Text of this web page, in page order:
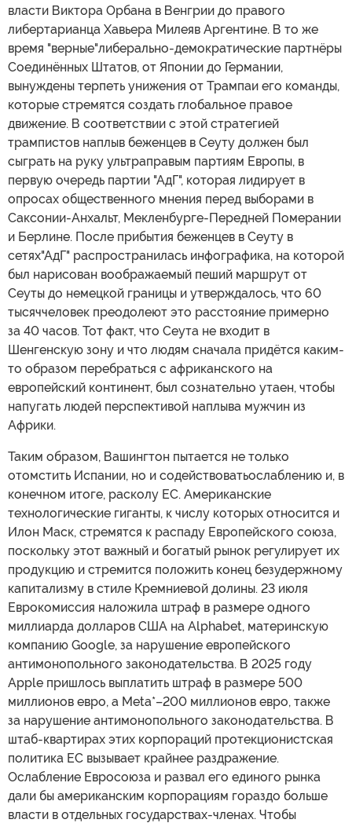
власти Виктора Орбана в Венгрии до правого
либертарианца Хавьера Милеяв Аргентине. В то же
время "верные"либерально-демократические партнёры
Соединённых Штатов, от Японии до Германии,
вынуждены терпеть унижения от Трампаи его команды,
которые стремятся создать глобальное правое
движение. В соответствии с этой стратегией
трампистов наплыв беженцев в Сеуту должен был
сыграть на руку ультраправым партиям Европы, в
первую очередь партии "АдГ", которая лидирует в
опросах общественного мнения перед выборами в
Саксонии-Анхальт, Мекленбурге-Передней Померании
и Берлине. После прибытия беженцев в Сеуту в
сетях"АдГ" распространилась инфографика, на которой
был нарисован воображаемый пеший маршрут от
Сеуты до немецкой границы и утверждалось, что 60
тысяччеловек преодолеют это расстояние примерно
за 40 часов. Тот факт, что Сеута не входит в
Шенгенскую зону и что людям сначала придётся каким-
то образом перебраться с африканского на
европейский континент, был сознательно утаен, чтобы
напугать людей перспективой наплыва мужчин из
Африки.
Таким образом, Вашингтон пытается не только
отомстить Испании, но и содействоватьослаблению и, в
конечном итоге, расколу ЕС. Американские
технологические гиганты, к числу которых относится и
Илон Маск, стремятся к распаду Европейского союза,
поскольку этот важный и богатый рынок регулирует их
продукцию и стремится положить конец безудержному
капитализму в стиле Кремниевой долины. 23 июля
Еврокомиссия наложила штраф в размере одного
миллиарда долларов США на Alphabet, материнскую
компанию Google, за нарушение европейского
антимонопольного законодательства. В 2025 году
Apple пришлось выплатить штраф в размере 500
миллионов евро, а Meta*–200 миллионов евро, также
за нарушение антимонопольного законодательства. В
штаб-квартирах этих корпораций протекционистская
политика ЕС вызывает крайнее раздражение.
Ослабление Евросоюза и развал его единого рынка
дали бы американским корпорациям гораздо больше
власти в отдельных государствах-членах. Чтобы